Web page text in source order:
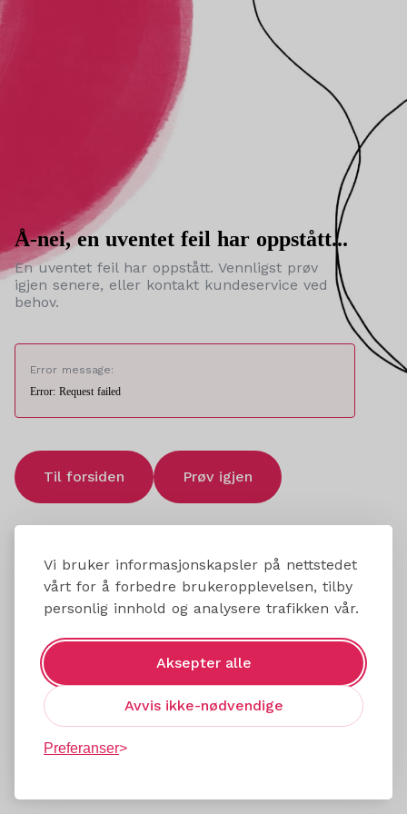
Vi bruker informasjonskapsler på nettstedet
vårt for å forbedre brukeropplevelsen, tilby
personlig innhold og analysere trafikken vår.
Aksepter alle
Avvis ikke-nødvendige
Preferanser
Å-nei, en uventet feil har oppstått...
En uventet feil har oppstått. Vennligst prøv
igjen senere, eller kontakt kundeservice ved
behov.
Error message:
Error: Request failed
Til forsiden Prøv igjen